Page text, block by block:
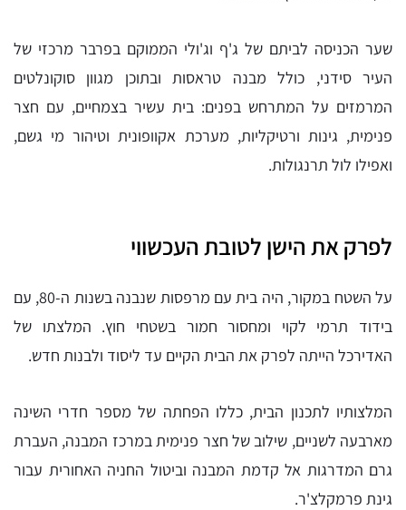
שער הכניסה לביתם של ג'ף וג'ולי הממוקם בפרבר מרכזי של
העיר סידני, כולל מבנה טראסות ובתוכן מגוון סוקונלטים
המרמזים על המתרחש בפנים: בית עשיר בצמחיים, עם חצר
פנימית, גינות ורטיקליות, מערכת אקוופונית וטיהור מי גשם,
ואפילו לול תרנגולות.
לפרק את הישן לטובת העכשווי
על השטח במקור, היה בית עם מרפסות שנבנה בשנות ה-80, עם
בידוד תרמי לקוי ומחסור חמור בשטחי חוץ. המלצתו של
האדירכל הייתה לפרק את הבית הקיים עד ליסוד ולבנות חדש.
המלצותיו לתכנון הבית, כללו הפחתה של מספר חדרי השינה
מארבעה לשניים, שילוב של חצר פנימית במרכז המבנה, העברת
גרם המדרגות אל קדמת המבנה וביטול החניה האחורית עבור
גינת פרמקלצ'ר.